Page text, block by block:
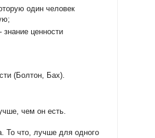
один человек
ценности
(Болтон, Бах).
чем он есть.
То что, лучше для одного